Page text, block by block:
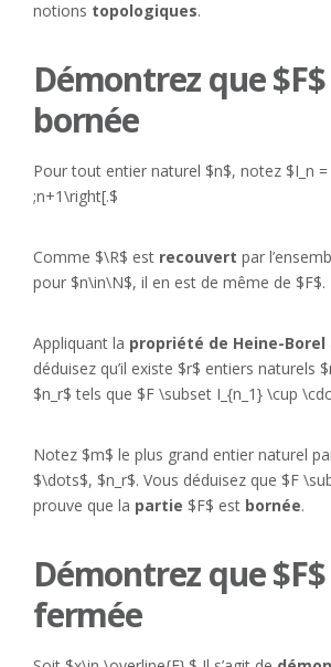
notions topologiques.
Démontrez que
bornée
Pour tout entier naturel $n$, notez $I_n
;n+1\right[.$
Comme $\R$ est recouvert par
pour $n\in\N$, il en est de même de $F$.
Appliquant la propriété de Heine-Borel
déduisez qu’il existe $r$ entiers naturels
$n_r$ tels que $F \subset I_{n_1} \cup
Notez $m$ le plus grand entier naturel
$\dots$, $n_r$. Vous déduisez que $F
prouve que la partie $F$ est bornée.
Démontrez que
fermée